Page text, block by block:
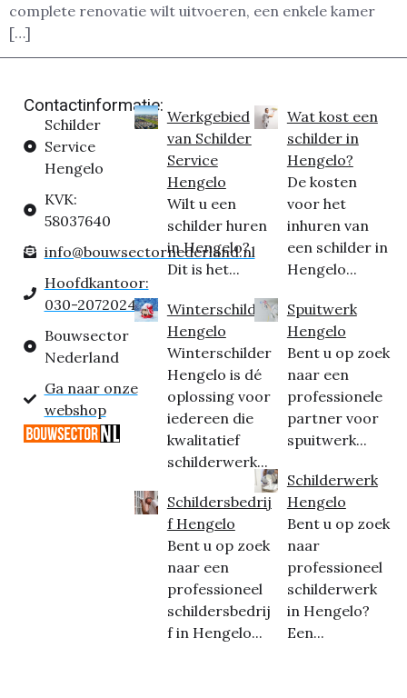
complete renovatie wilt uitvoeren, een enkele kamer
[…]
Contactinformatie:
Schilder
Service
Hengelo
KVK:
58037640
info@bouwsectornederland.nl
Hoofdkantoor:
030-2072024
Bouwsector
Nederland
Ga naar onze
webshop
Werkgebied
van Schilder
Service
Hengelo
Wilt u een
schilder huren
in Hengelo?
Dit is het...
Winterschilder
Hengelo
Winterschilder
Hengelo is dé
oplossing voor
iedereen die
kwalitatief
schilderwerk...
Schildersbedrij
f Hengelo
Bent u op zoek
naar een
professioneel
schildersbedrij
f in Hengelo...
Wat kost een
schilder in
Hengelo?
De kosten
voor het
inhuren van
een schilder in
Hengelo...
Spuitwerk
Hengelo
Bent u op zoek
naar een
professionele
partner voor
spuitwerk...
Schilderwerk
Hengelo
Bent u op zoek
naar
professioneel
schilderwerk
in Hengelo?
Een...